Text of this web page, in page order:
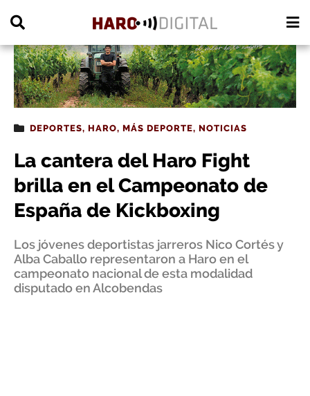
DEPORTES, HARO, MÁS DEPORTE, NOTICIAS
La cantera del Haro Fight
brilla en el Campeonato de
España de Kickboxing
Los jóvenes deportistas jarreros Nico Cortés y
Alba Caballo representaron a Haro en el
campeonato nacional de esta modalidad
disputado en Alcobendas